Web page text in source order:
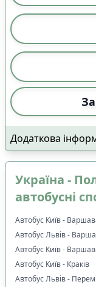
Додаткова
Україна -
автобусні
Автобус Київ -
Автобус Львів -
Автобус Київ -
Автобус Київ - Краків
Автобус Львів -